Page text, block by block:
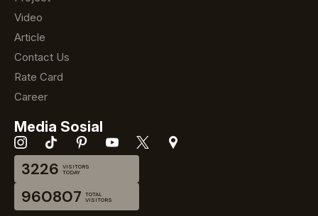
Video
Article
Contact Us
Rate Card
Career
Media Sosial
3226 VISITORS
TODAY
960807 TOTAL
VISITORS